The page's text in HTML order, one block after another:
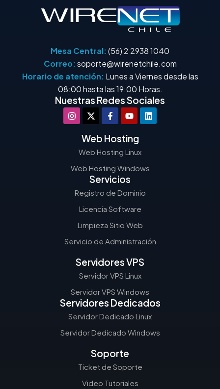
Mesa Central:(56) 2 2938 1040
Correo:soporte@wirenetchile.com
Horario de atención: Lunes a Viernes desde las
08:00 hasta las 19:00 Horas.
Nuestras Redes Sociales
Web Hosting
Web Hosting Linux
Web Hosting Windows
Servicios
Registro de Dominio
Licencia Software
Limpieza Sitio Web
Servicio de Administración
Servidores VPS
Servidor VPS Linux
Servidor VPS Windows
Servidores Dedicados
Servidor Dedicado Linux
Servidor Dedicado Windows
Soporte
Ticket de Soporte
Video Tutoriales